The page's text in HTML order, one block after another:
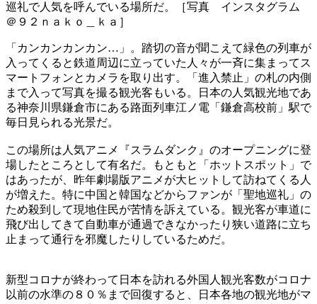
巡礼で人気を呼んでいる場所だ。［写真 インスタグラム
＠９２ｎａｋｏ＿ｋａ］
「カンカンカンカン…」。踏切の音が聞こえて緑色の列車が
入ってくると鉄道周辺に立っていた人々が一斉に集まってス
マートフォンとカメラを取り出す。「進入禁止」の札の内側
まで入って写真を撮る観光客もいる。日本の人気観光地であ
る神奈川県鎌倉市にある路面列車江ノ電「鎌倉高校前」駅で
毎日見られる光景だ。
この場所は人気アニメ『スラムダンク』のオープニングに登
場したところとして有名だ。もともと「ホットスポット」で
はあったが、昨年劇場版アニメが大ヒットして訪ねてくる人
が増えた。特に中国と韓国などからファンが「聖地巡礼」の
ため殺到して現地住民が苦情を訴えている。観光客が車道に
飛び出してきて自動車が通過できなかったり狭い道路に立ち
止まって通行を邪魔したりしているためだ。
新型コロナが終わって日本を訪れる外国人観光客数がコロナ
以前の水準の８０％まで回復すると、日本各地の観光地がマ